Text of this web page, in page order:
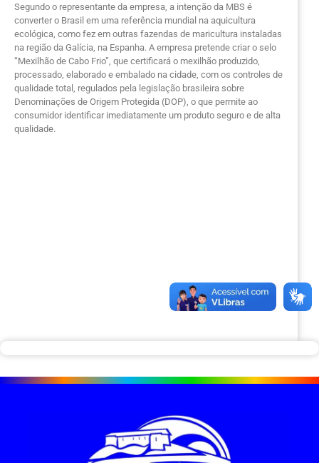
Segundo o representante da empresa, a intenção da MBS é
converter o Brasil em uma referência mundial na aquicultura
ecológica, como fez em outras fazendas de maricultura instaladas
na região da Galícia, na Espanha. A empresa pretende criar o selo
“Mexilhão de Cabo Frio”, que certificará o mexilhão produzido,
processado, elaborado e embalado na cidade, com os controles de
qualidade total, regulados pela legislação brasileira sobre
Denominações de Origem Protegida (DOP), o que permite ao
consumidor identificar imediatamente um produto seguro e de alta
qualidade.